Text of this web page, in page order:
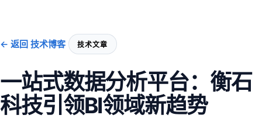
← 返回 技术博客 技术文章
一站式数据分析平台：衡石
科技引领BI领域新趋势